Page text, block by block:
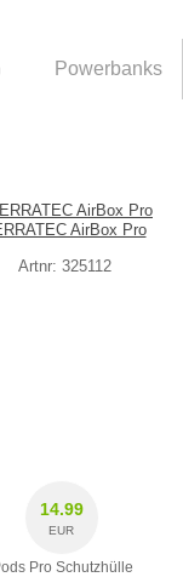
Powerbanks
AirBox Pro
Artnr: 325112
14.99
EUR
Pro Schutzhülle